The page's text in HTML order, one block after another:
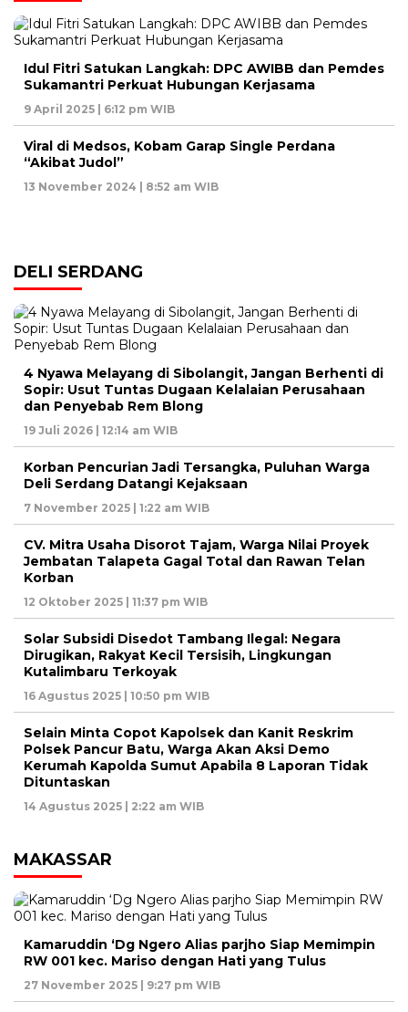
Idul Fitri Satukan Langkah: DPC AWIBB dan Pemdes
Sukamantri Perkuat Hubungan Kerjasama
9 April 2025 | 6:12 pm WIB
Viral di Medsos, Kobam Garap Single Perdana
“Akibat Judol”
13 November 2024 | 8:52 am WIB
DELI SERDANG
4 Nyawa Melayang di Sibolangit, Jangan Berhenti di
Sopir: Usut Tuntas Dugaan Kelalaian Perusahaan
dan Penyebab Rem Blong
19 Juli 2026 | 12:14 am WIB
Korban Pencurian Jadi Tersangka, Puluhan Warga
Deli Serdang Datangi Kejaksaan
7 November 2025 | 1:22 am WIB
CV. Mitra Usaha Disorot Tajam, Warga Nilai Proyek
Jembatan Talapeta Gagal Total dan Rawan Telan
Korban
12 Oktober 2025 | 11:37 pm WIB
Solar Subsidi Disedot Tambang Ilegal: Negara
Dirugikan, Rakyat Kecil Tersisih, Lingkungan
Kutalimbaru Terkoyak
16 Agustus 2025 | 10:50 pm WIB
Selain Minta Copot Kapolsek dan Kanit Reskrim
Polsek Pancur Batu, Warga Akan Aksi Demo
Kerumah Kapolda Sumut Apabila 8 Laporan Tidak
Dituntaskan
14 Agustus 2025 | 2:22 am WIB
MAKASSAR
Kamaruddin ‘Dg Ngero Alias parjho Siap Memimpin
RW 001 kec. Mariso dengan Hati yang Tulus
27 November 2025 | 9:27 pm WIB